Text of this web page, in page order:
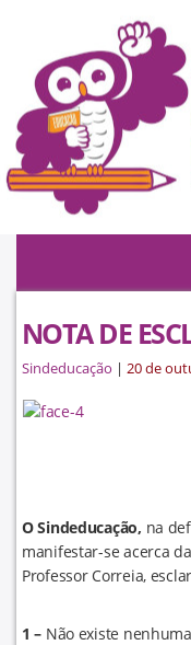
NOTA DE
Sindeducação | 20 de
O Sindeducação, na
manifestar-se acerca
Professor Correia,
1 – Não existe